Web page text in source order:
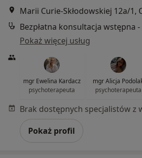
Marii Curie-Skłodowskiej 12a/1,
Bezpłatna konsultacja wstępna
Pokaż więcej usług
mgr Ewelina Kardacz
psychoterapeuta
mgr Alicja
psychoterapeuta
Pokaż profil